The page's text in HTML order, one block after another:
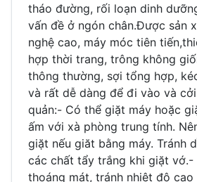
tháo đường, rối loạn dinh
vấn đề ở ngón chân.Được sản
nghệ cao, máy móc tiên
hợp thời trang, trông không
thông thường, sợi tổng hợp,
và rất dễ dàng để đi vào và
quản:- Có thể giặt máy hoặc
ấm với xà phòng trung tính.
giặt nếu giăt bằng máy. Tránh
các chất tẩy trắng khi giặt vớ.-
thoáng mát, tránh nhiệt độ